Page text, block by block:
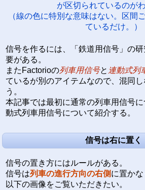
が区切られているのがわ
（線の色に特別な意味はない。区間
ているだけ。）
信号を作るには、「鉄道用信号」の
要がある。
またFactorioの列車用信号と 連動式列
ているが別のアイテムなので、混同
う。
本記事では最初に通常の列車用信号
動式列車用信号について紹介する。
信号は右に置く
信号の置き方にはルールがある。
信号は列車の進行方向の右側 に置かな
以下の画像をご覧いただきたい。